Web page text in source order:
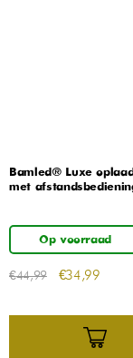
Bamled® Luxe
met
Op voorraad
€44,99 €34,99